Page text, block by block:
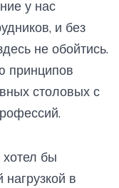
у нас
и без
не обойтись.
принципов
столовых с
бы
в